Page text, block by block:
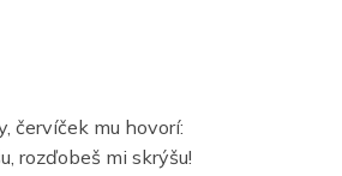
červíček mu hovorí:
rozďobeš mi skrýšu!